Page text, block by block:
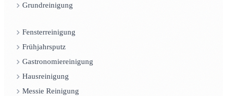
Grundreinigung
Fensterreinigung
Frühjahrsputz
Gastronomiereinigung
Hausreinigung
Messie Reinigung